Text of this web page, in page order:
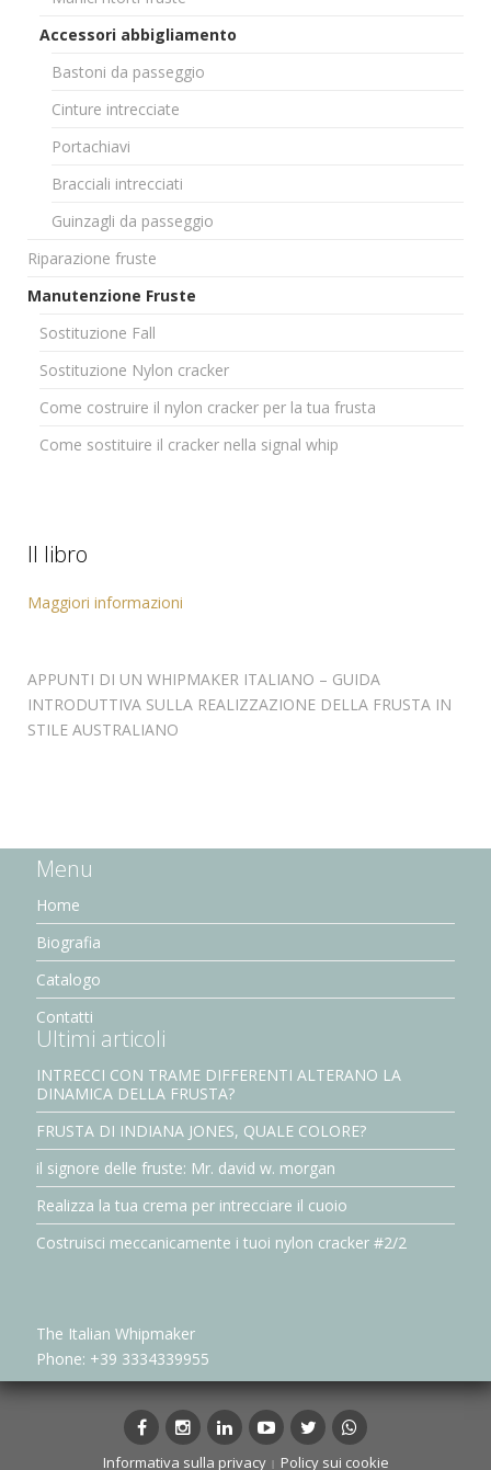
Accessori abbigliamento
Bastoni da passeggio
Cinture intrecciate
Portachiavi
Bracciali intrecciati
Guinzagli da passeggio
Riparazione fruste
Manutenzione Fruste
Sostituzione Fall
Sostituzione Nylon cracker
Come costruire il nylon cracker per la tua frusta
Come sostituire il cracker nella signal whip
Il libro
Maggiori informazioni
APPUNTI DI UN WHIPMAKER ITALIANO – GUIDA
INTRODUTTIVA SULLA REALIZZAZIONE DELLA FRUSTA IN
STILE AUSTRALIANO
Menu
Home
Biografia
Catalogo
Contatti
Ultimi articoli
INTRECCI CON TRAME DIFFERENTI ALTERANO LA
DINAMICA DELLA FRUSTA?
FRUSTA DI INDIANA JONES, QUALE COLORE?
il signore delle fruste: Mr. david w. morgan
Realizza la tua crema per intrecciare il cuoio
Costruisci meccanicamente i tuoi nylon cracker #2/2
The Italian Whipmaker
Phone: +39 3334339955
FacebookInstagramLinkedInYouTubeTwitterwhatsapp
Informativa sulla privacy Policy sui cookie